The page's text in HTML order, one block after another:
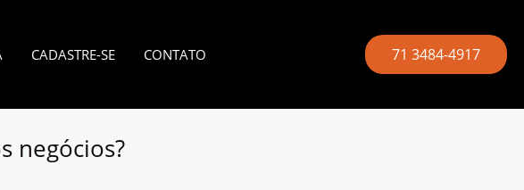
CADASTRE-SE CONTATO 71 3484-4917
negócios?